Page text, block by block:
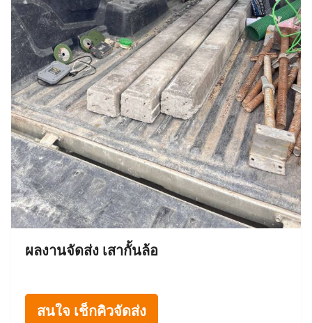
ผลงานจัดส่ง เสากั้นล้อ
สนใจ เช็กคิวจัดส่ง